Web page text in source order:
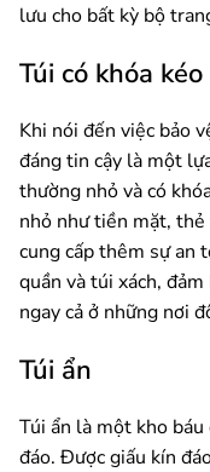
lưu cho bất kỳ bộ
Túi có khóa kéo
Khi nói đến việc bảo
đáng tin cậy là một
thường nhỏ và có
nhỏ như tiền mặt, thẻ
cung cấp thêm sự an
quần và túi xách,
ngay cả ở những nơi
Túi ẩn
Túi ẩn là một kho
đáo. Được giấu kín